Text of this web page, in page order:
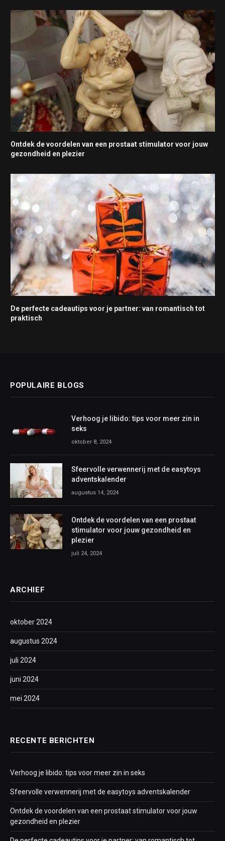
Ontdek de voordelen van een prostaat stimulator voor jouw
gezondheid en plezier
De perfecte cadeautips voor je partner: van romantisch tot
praktisch
POPULAIRE BLOGS
Verhoog je libido: tips voor meer zin in
seks
oktober 8, 2024
Sfeervolle verwennerij met de easytoys
adventskalender
augustus 14, 2024
Ontdek de voordelen van een prostaat
stimulator voor jouw gezondheid en
plezier
juli 24, 2024
ARCHIEF
oktober 2024
augustus 2024
juli 2024
juni 2024
mei 2024
RECENTE BERICHTEN
Verhoog je libido: tips voor meer zin in seks
Sfeervolle verwennerij met de easytoys adventskalender
Ontdek de voordelen van een prostaat stimulator voor jouw
gezondheid en plezier